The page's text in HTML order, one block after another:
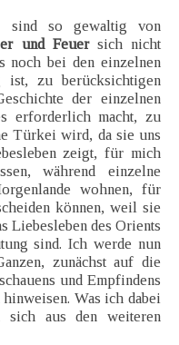
sind so gewaltig von
und Feuersich nicht
noch bei den einzelnen
zu berücksichtigen
der einzelnen
erforderlich macht, zu
Türkei wird, da sie uns
zeigt, für mich
während einzelne
wohnen, für
können, weil sie
Liebesleben des Orients
sind. Ich werde nun
zunächst auf die
und Empfindens
Was ich dabei
sich aus den weiteren